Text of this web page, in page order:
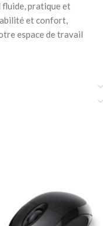
fluide, pratique et
et confort,
espace de travail